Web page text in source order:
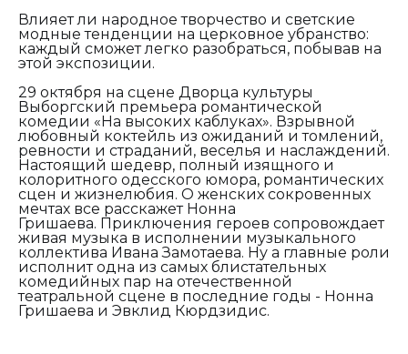
Влияет ли народное творчество и светские
модные тенденции на церковное убранство:
каждый сможет легко разобраться, побывав на
этой экспозиции.
29 октября на сцене Дворца культуры
Выборгский премьера романтической
комедии «На высоких каблуках». Взрывной
любовный коктейль из ожиданий и томлений,
ревности и страданий, веселья и наслаждений.
Настоящий шедевр, полный изящного и
колоритного одесского юмора, романтических
сцен и жизнелюбия. О женских сокровенных
мечтах все расскажет Нонна
Гришаева. Приключения героев сопровождает
живая музыка в исполнении музыкального
коллектива Ивана Замотаева. Ну а главные роли
исполнит одна из самых блистательных
комедийных пар на отечественной
театральной сцене в последние годы - Нонна
Гришаева и Эвклид Кюрдзидис.